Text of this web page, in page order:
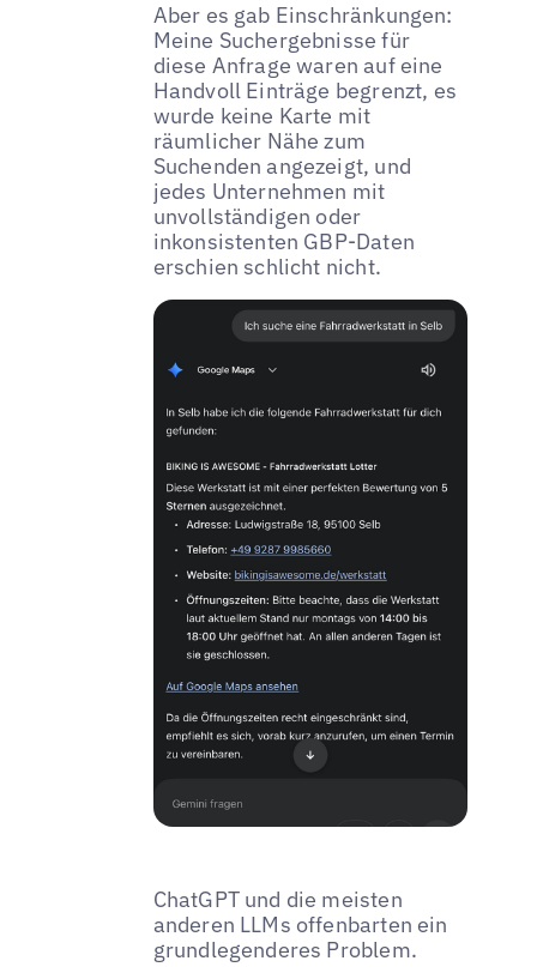
Aber es gab Einschränkungen:
Meine Suchergebnisse für
diese Anfrage waren auf eine
Handvoll Einträge begrenzt, es
wurde keine Karte mit
räumlicher Nähe zum
Suchenden angezeigt, und
jedes Unternehmen mit
unvollständigen oder
inkonsistenten GBP-Daten
erschien schlicht nicht.
ChatGPT und die meisten
anderen LLMs offenbarten ein
grundlegenderes Problem.